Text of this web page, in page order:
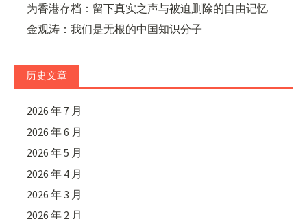
为香港存档：留下真实之声与被迫删除的自由记忆
金观涛：我们是无根的中国知识分子
历史文章
2026 年 7 月
2026 年 6 月
2026 年 5 月
2026 年 4 月
2026 年 3 月
2026 年 2 月